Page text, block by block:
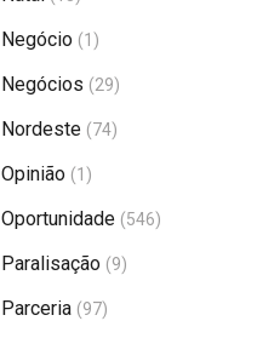
Negócio (1)
Negócios (29)
Nordeste (74)
Opinião (1)
Oportunidade (546)
Paralisação (9)
Parceria (97)